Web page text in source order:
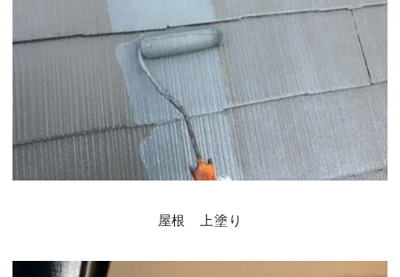
屋根 上塗り